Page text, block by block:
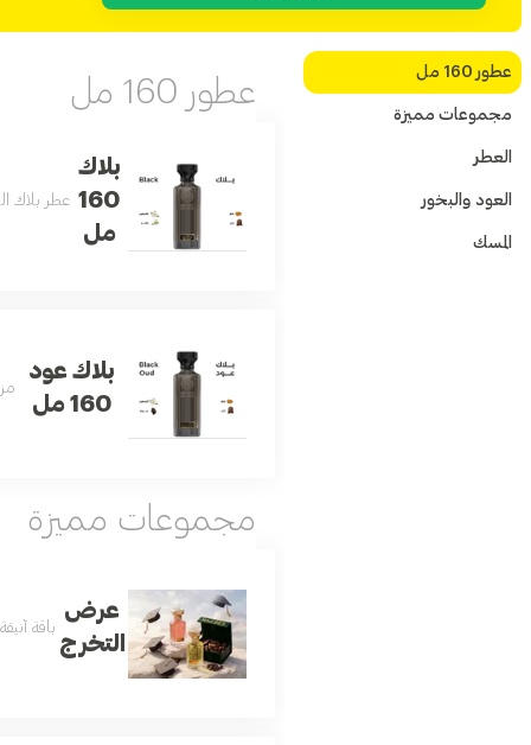
عطور 160 مل
مجموعات مميزة
العطر
العود والبخور
المسك
عطور 160 مل
بلاك
160
مل
عطر بلاك الفاخر بتركيبة
بلاك عود
160 مل
مجموعات مميزة
عرض
التخرج
باقة